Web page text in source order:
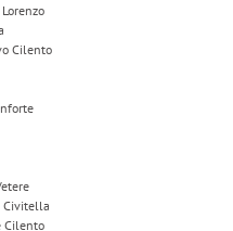
Cilento
Civitella
Cilento